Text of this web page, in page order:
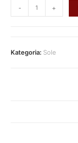
- +
Kategoria: Sole